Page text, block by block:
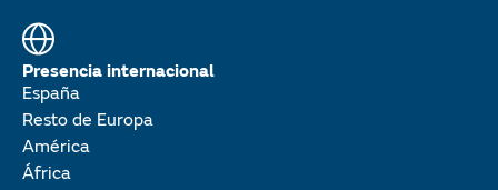
Presencia internacional
España
Resto de Europa
América
África